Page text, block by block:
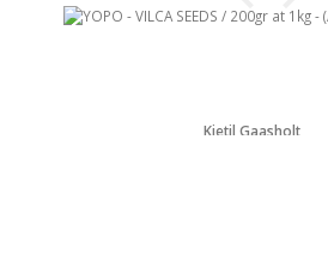
Kjetil Gaasholt